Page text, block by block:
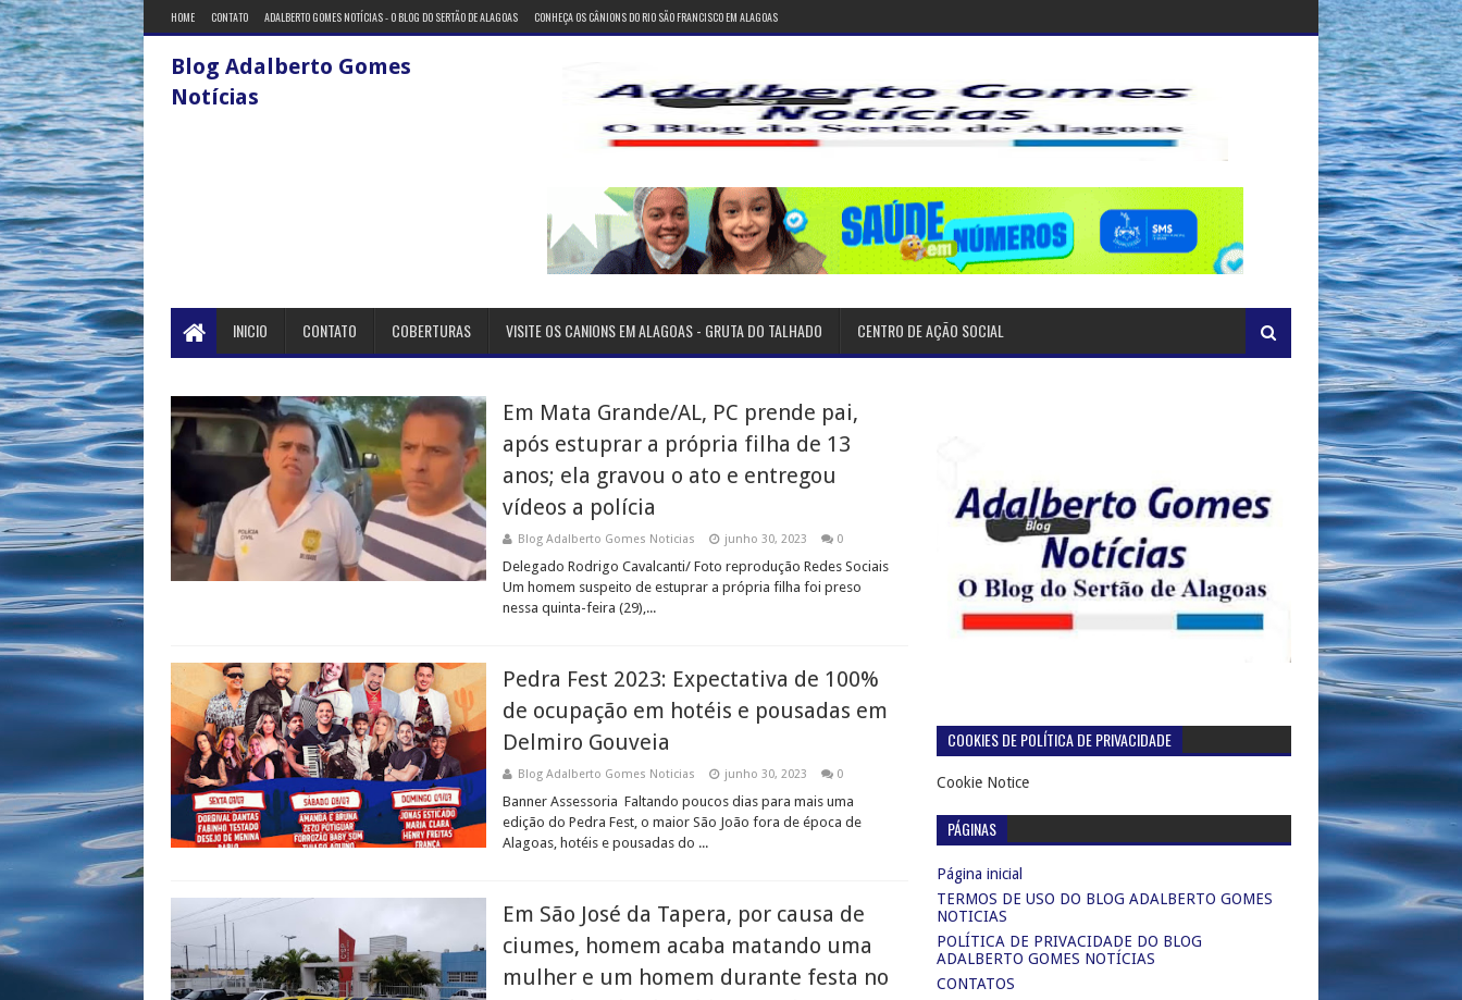
HOME CONTATO ADALBERTO GOMES NOTÍCIAS - O BLOG DO SERTÃO DE ALAGOAS CONHEÇA OS CÂNIONS DO RIO SÃO FRANCISCO EM ALAGOAS
Blog Adalberto Gomes
Notícias
INICIO CONTATO COBERTURAS VISITE OS CANIONS EM ALAGOAS - GRUTA DO TALHADO CENTRO DE AÇÃO SOCIAL
Em Mata Grande/AL, PC prende pai,
após estuprar a própria filha de 13
anos; ela gravou o ato e entregou
vídeos a polícia
Blog Adalberto Gomes Noticias junho 30, 2023 0
Delegado Rodrigo Cavalcanti/ Foto reprodução Redes Sociais
Um homem suspeito de estuprar a própria filha foi preso
nessa quinta-feira (29),...
Pedra Fest 2023: Expectativa de 100%
de ocupação em hotéis e pousadas em
Delmiro Gouveia
Blog Adalberto Gomes Noticias junho 30, 2023 0
Banner Assessoria Faltando poucos dias para mais uma
edição do Pedra Fest, o maior São João fora de época de
Alagoas, hotéis e pousadas do ...
Em São José da Tapera, por causa de
ciumes, homem acaba matando uma
mulher e um homem durante festa no
COOKIES DE POLÍTICA DE PRIVACIDADE
Cookie Notice
PÁGINAS
Página inicial
TERMOS DE USO DO BLOG ADALBERTO GOMES
NOTICIAS
POLÍTICA DE PRIVACIDADE DO BLOG
ADALBERTO GOMES NOTÍCIAS
CONTATOS